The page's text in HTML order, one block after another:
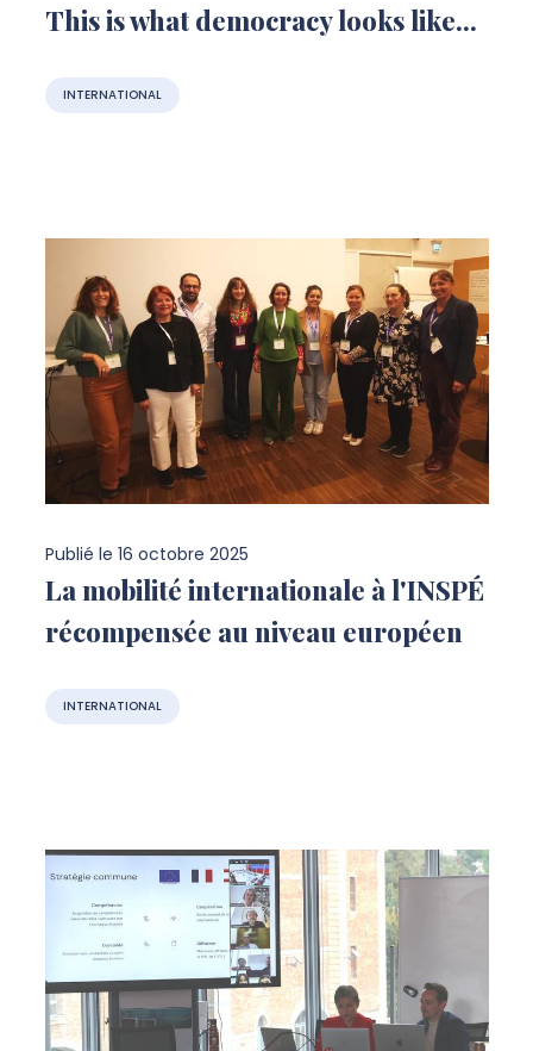
This is what democracy looks like...
INTERNATIONAL
Publié le 16 octobre 2025
La mobilité internationale à l'INSPÉ
récompensée au niveau européen
INTERNATIONAL